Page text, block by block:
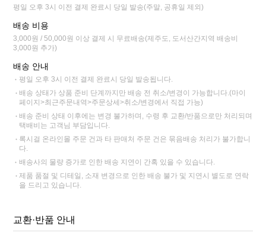
평일 오후 3시 이전 결제 완료시 당일 발송(주말, 공휴일 제외)
배송 비용
3,000원 / 50,000원 이상 결제 시 무료배송(제주도, 도서산간지역 배송비
3,000원 추가)
배송 안내
평일 오후 3시 이전 결제 완료시 당일 발송됩니다.
배송 상태가 상품 준비 단계까지만 배송 전 취소/변경이 가능합니다.(마이
페이지>최근주문내역>주문상세>취소/변경에서 직접 가능)
배송 준비 상태 이후에는 변경 불가하며, 수령 후 교환/반품으로만 처리되며
택배비는 고객님 부담입니다.
록시걸 온라인몰 주문 건과 타 판매처 주문 건은 묶음배송 처리가 불가합니
다.
배송사의 물량 증가로 인한 배송 지연이 간혹 있을 수 있습니다.
제품 품절 및 디테일, 소재 변경으로 인한 배송 불가 및 지연시 별도로 연락
을 드리고 있습니다.
교환·반품 안내